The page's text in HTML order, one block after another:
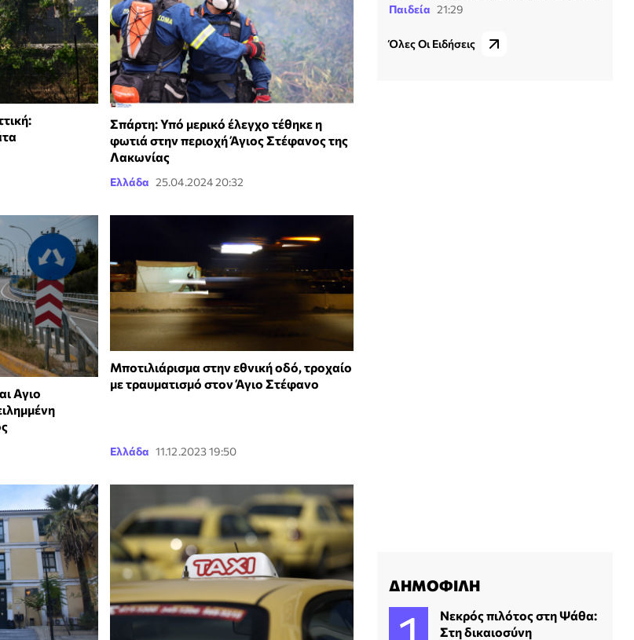
Σπάρτη: Υπό μερικό έλεγχο τέθηκε η
φωτιά στην περιοχή Άγιος Στέφανος της
Λακωνίας
Ελλάδα 25.04.2024 20:32
Αγιο
Μποτιλιάρισμα στην εθνική οδό, τροχαίο
με τραυματισμό στον Άγιο Στέφανο
Ελλάδα 11.12.2023 19:50
Παιδεία 21:29
Όλες Οι Ειδήσεις
ΔΗΜΟΦΙΛΗ
Νεκρός πιλότος στη Ψάθα:
Στη δικαιοσύνη